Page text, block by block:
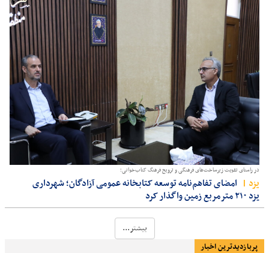
در راستای تقویت زیرساخت‌های فرهنگی و ترویج فرهنگ کتاب‌خوانی؛
يزد
امضای تفاهم‌نامه توسعه کتابخانه عمومی آزادگان؛ شهرداری
یزد ۲۱۰ مترمربع زمین واگذار کرد
بیشتر...
پربازدیدترین اخبار